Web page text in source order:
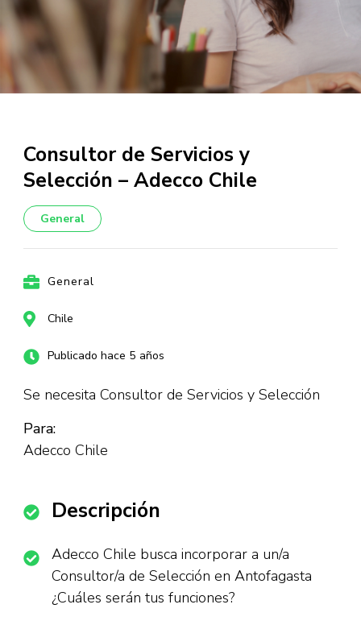
Consultor de Servicios y
Selección – Adecco Chile
General
General
Chile
Publicado hace 5 años
Se necesita Consultor de Servicios y Selección
Para:
Adecco Chile
Descripción
Adecco Chile busca incorporar a un/a
Consultor/a de Selección en Antofagasta
¿Cuáles serán tus funciones?